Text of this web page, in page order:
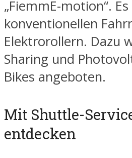
„FiemmE-motion“.
konventionellen
Elektrorollern. Dazu
Sharing und
Bikes angeboten.
Mit Shuttle-
entdecken